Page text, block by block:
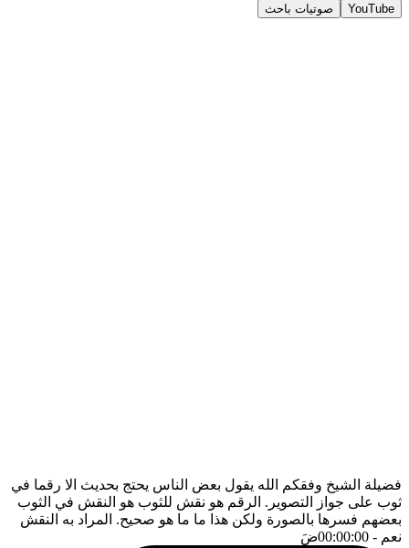
YouTube صوتيات باحث
فضيلة الشيخ وفقكم الله يقول بعض الناس يحتج بحديث الا رقما في
ثوب على جواز التصوير. الرقم هو نقش للثوب هو النقش في الثوب
بعضهم فسرها بالصورة ولكن هذا ما ما هو صحيح. المراد به النقش
نعم - 00:00:00 ضَ